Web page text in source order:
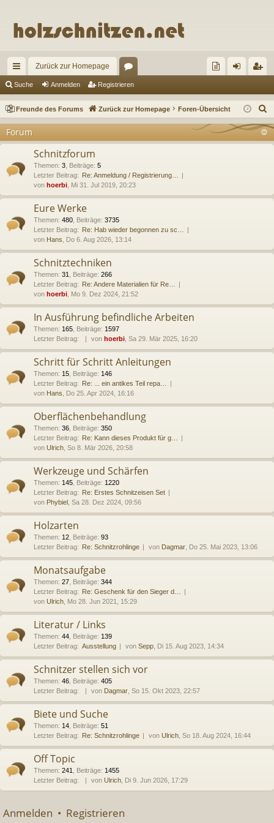
ch
ne
ug
Zurück zur Homepage
or
en un
de
ru
m
de
ist
re
Suche Anmelden Registrieren
Freunde des Forums Zurück zur Homepage Foren-Übersicht
Forum
Schnitzforum
Themen: 3 Beiträge: 5
Letzter Beitrag: Re: Anmeldung / Registrierung…
von hoerbi , Mi 31. Jul 2019, 20:23
Eure Werke
Themen: 480 Beiträge: 3735
Letzter Beitrag: Re: Hab wieder begonnen zu sc…
von Hans , Do 6. Aug 2026, 13:14
Schnitztechniken
Themen: 31 Beiträge: 266
Letzter Beitrag: Re: Andere Materialien für Re…
von hoerbi , Mo 9. Dez 2024, 21:52
In Ausführung befindliche Arbeiten
Themen: 165 Beiträge: 1597
Letzter Beitrag:
von hoerbi , Sa 29. Mär 2025, 16:20
Schritt für Schritt Anleitungen
Themen: 15 Beiträge: 146
Letzter Beitrag: Re: ... ein antikes Teil repa…
von Hans , Do 25. Apr 2024, 16:16
Oberflächenbehandlung
Themen: 36 Beiträge: 350
Letzter Beitrag: Re: Kann dieses Produkt für g…
von Ulrich , So 8. Mär 2026, 20:58
Werkzeuge und Schärfen
Themen: 145 Beiträge: 1220
Letzter Beitrag: Re: Erstes Schnitzeisen Set
von Phybiel , Sa 28. Dez 2024, 09:56
Holzarten
Themen: 12 Beiträge: 93
Letzter Beitrag: Re: Schnitzrohlinge von Dagmar , Do 25. Mai 2023, 13:06
Monatsaufgabe
Themen: 27 Beiträge: 344
Letzter Beitrag: Re: Geschenk für den Sieger d…
von Ulrich , Mo 28. Jun 2021, 15:29
Literatur / Links
Themen: 44 Beiträge: 139
Letzter Beitrag: Ausstellung von Sepp , Di 15. Aug 2023, 14:34
Schnitzer stellen sich vor
Themen: 46 Beiträge: 405
Letzter Beitrag:
von Dagmar , So 15. Okt 2023, 22:57
Biete und Suche
Themen: 14 Beiträge: 51
Letzter Beitrag: Re: Schnitzrohlinge von Ulrich , So 18. Aug 2024, 16:44
Off Topic
Themen: 241 Beiträge: 1455
Letzter Beitrag:
von Ulrich , Di 9. Jun 2026, 17:29
Anmelden • Registrieren